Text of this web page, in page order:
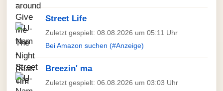
Street Life
Zuletzt gespielt: 08.08.2026 um 05:11 Uhr
Bei Amazon suchen (#Anzeige)
Breezin' ma
Zuletzt gespielt: 06.08.2026 um 03:03 Uhr